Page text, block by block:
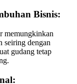
Bisnis:
memungkinkan
seiring dengan
gudang tetap